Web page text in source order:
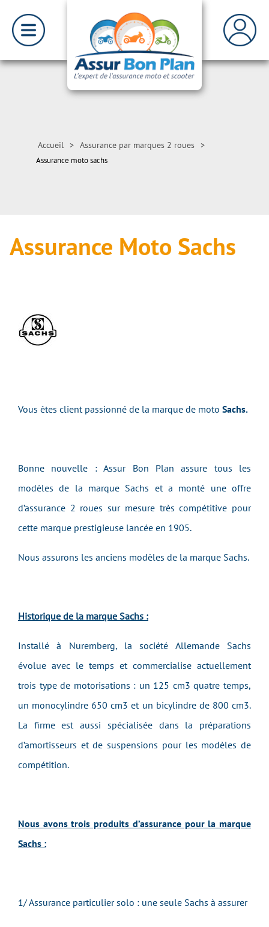
Accueil > Assurance par marques 2 roues >
Assurance moto sachs
Assurance Moto Sachs
Vous êtes client passionné de la marque de moto Sachs.
Bonne nouvelle : Assur Bon Plan assure tous les
modèles de la marque Sachs et a monté une offre
d’assurance 2 roues sur mesure très compétitive pour
cette marque prestigieuse lancée en 1905.
Nous assurons les anciens modèles de la marque Sachs.
Historique de la marque Sachs :
Installé à Nuremberg, la société Allemande Sachs
évolue avec le temps et commercialise actuellement
trois type de motorisations : un 125 cm3 quatre temps,
un monocylindre 650 cm3 et un bicylindre de 800 cm3.
La firme est aussi spécialisée dans la préparations
d’amortisseurs et de suspensions pour les modèles de
compétition.
Nous avons trois produits d’assurance pour la marque
Sachs :
1/ Assurance particulier solo : une seule Sachs à assurer